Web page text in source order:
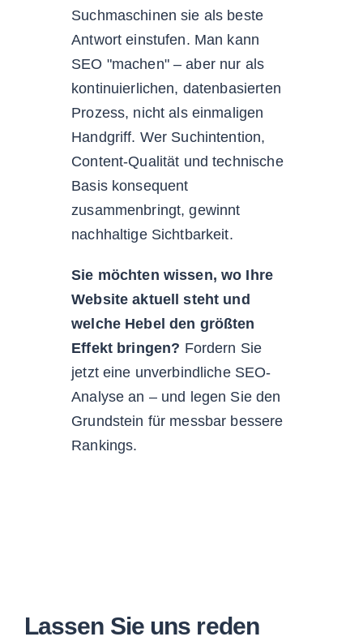
Suchmaschinen sie als beste
Antwort einstufen. Man kann
SEO "machen" – aber nur als
kontinuierlichen, datenbasierten
Prozess, nicht als einmaligen
Handgriff. Wer Suchintention,
Content-Qualität und technische
Basis konsequent
zusammenbringt, gewinnt
nachhaltige Sichtbarkeit.
Sie möchten wissen, wo Ihre
Website aktuell steht und
welche Hebel den größten
Effekt bringen? Fordern Sie
jetzt eine unverbindliche SEO-
Analyse an – und legen Sie den
Grundstein für messbar bessere
Rankings.
Lassen Sie uns reden